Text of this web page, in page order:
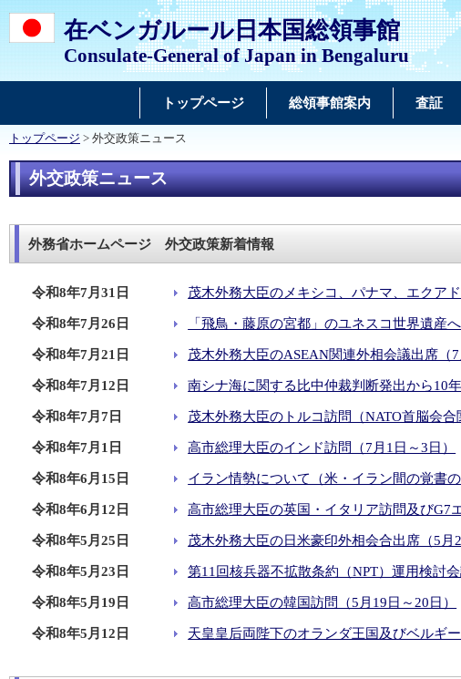
在ベンガルール日本国総領事館
Consulate-General of Japan in Bengaluru
トップページ 総領事館案内 査証
トップページ > 外交政策ニュース
外交政策ニュース
外務省ホームページ 外交政策新着情報
令和8年7月31日 茂木外務大臣のメキシコ、パナマ、エクア
令和8年7月26日 「飛鳥・藤原の宮都」のユネスコ世界遺産
令和8年7月21日 茂木外務大臣のASEAN関連外相会議出席（7
令和8年7月12日 南シナ海に関する比中仲裁判断発出から10
令和8年7月7日 茂木外務大臣のトルコ訪問（NATO首脳会合
令和8年7月1日 高市総理大臣のインド訪問（7月1日～3日）
令和8年6月15日 イラン情勢について（米・イラン間の覚書
令和8年6月12日 高市総理大臣の英国・イタリア訪問及びG7
令和8年5月25日 茂木外務大臣の日米豪印外相会合出席（5月
令和8年5月23日 第11回核兵器不拡散条約（NPT）運用検討
令和8年5月19日 高市総理大臣の韓国訪問（5月19日～20日）
令和8年5月12日 天皇皇后両陛下のオランダ王国及びベルギ